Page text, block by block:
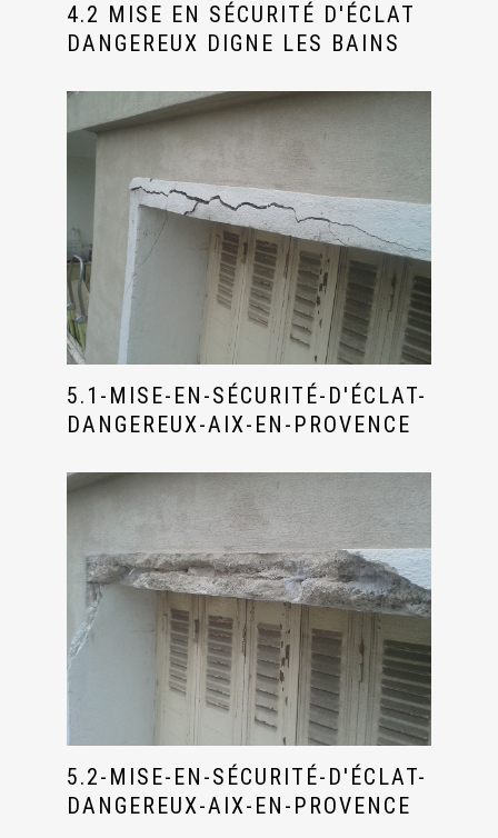
4.2 MISE EN SÉCURITÉ D'ÉCLAT
DANGEREUX DIGNE LES BAINS
5.1-MISE-EN-SÉCURITÉ-D'ÉCLAT-
DANGEREUX-AIX-EN-PROVENCE
5.2-MISE-EN-SÉCURITÉ-D'ÉCLAT-
DANGEREUX-AIX-EN-PROVENCE